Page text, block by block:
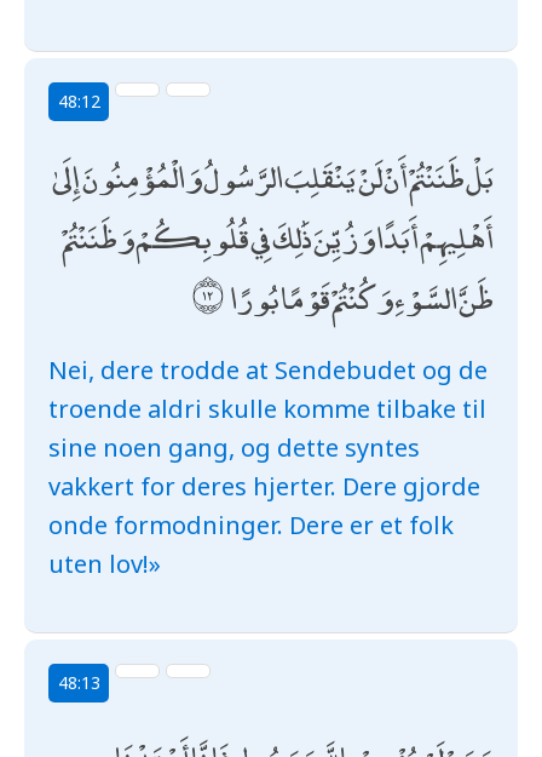
48:12
بَلْ ظَنَنْتُمْ أَنْ لَنْ يَنْقَلِبَ الرَّسُولُ وَالْمُؤْمِنُونَ إِلَىٰ
أَهْلِيهِمْ أَبَدًا وَزُيِّنَ ذَٰلِكَ فِي قُلُوبِكُمْ وَظَنَنْتُمْ
ظَنَّ السَّوْءِ وَكُنْتُمْ قَوْمًا بُورًا
Nei, dere trodde at Sendebudet og de
troende aldri skulle komme tilbake til
sine noen gang, og dette syntes
vakkert for deres hjerter. Dere gjorde
onde formodninger. Dere er et folk
uten lov!»
48:13